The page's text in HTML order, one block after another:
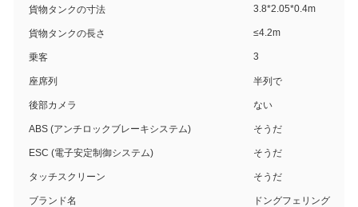
貨物タンクの寸法 3.8*2.05*0.4m
貨物タンクの長さ ≤4.2m
乗客 3
座席列 半列で
後部カメラ ない
ABS (アンチロックブレーキシステム) そうだ
ESC (電子安定制御システム) そうだ
タッチスクリーン そうだ
ブランド名 ドングフェリング